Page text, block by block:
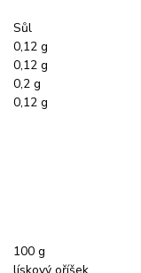
Sůl
0,12 g
0,12 g
0,2 g
0,12 g
100 g
lískový oříšek